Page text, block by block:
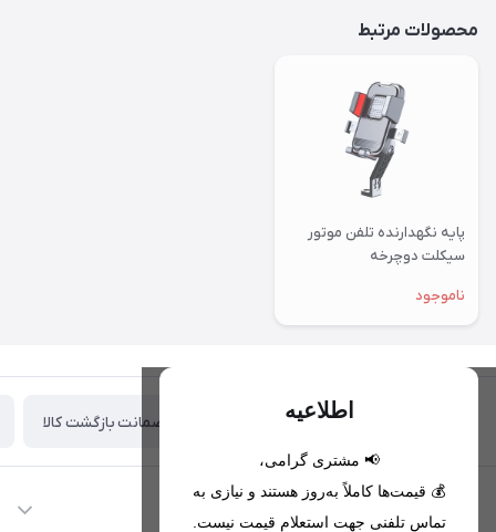
محصولات مرتبط
پایه نگهدارنده تلفن موتور
سیکلت دوچرخه
ناموجود
اطلاعیه
📢 مشتری گرامی،
💰 قیمت‌ها کاملاً به‌روز هستند و نیازی به
تماس تلفنی جهت استعلام قیمت نیست.
تحویل اکسپرس(با هماهنگی) ضمانت بازگشت کالا
اطلاعات تماس